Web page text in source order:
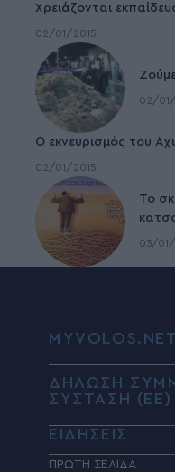
Χρειάζονται
02/01/2015
02/01/
Ο εκνευρισμός του
02/01/2015
To
03/01/
ΔΗΛΩΣΗ
ΣΥΣΤΑΣΗ (ΕΕ)
ΕΙΔΗΣΕΙΣ
ΠΡΩΤΗ ΣΕΛΙΔΑ